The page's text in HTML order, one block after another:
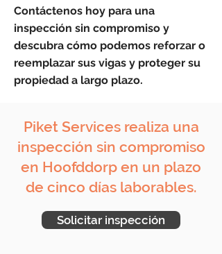
Contáctenos hoy para una
inspección sin compromiso y
descubra cómo podemos reforzar o
reemplazar sus vigas y proteger su
propiedad a largo plazo.
Piket Services realiza una
inspección sin compromiso
en Hoofddorp en un plazo
de cinco días laborables.
Solicitar inspección